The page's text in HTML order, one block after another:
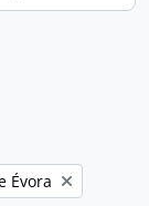
Évora